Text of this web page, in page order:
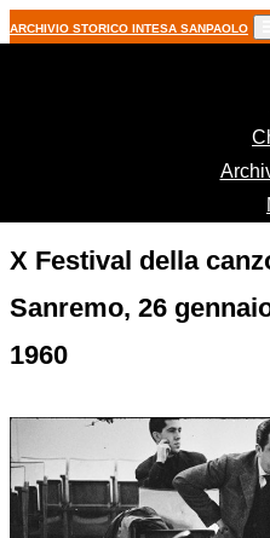
ARCHIVIO STORICO INTESA SANPAOLO
X Festival della
Sanremo, 26
1960